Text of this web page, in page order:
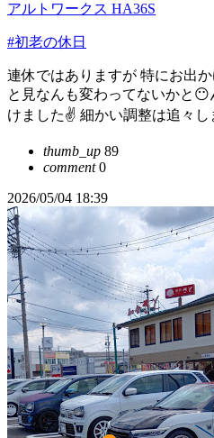
アルトワークス HA36S
#初老の休日
連休ではありますが 特にお出
と見なんも変わってないかと
けました✌️ 細かい調整は追々し
thumb_up 89
comment0
2026/05/04 18:39